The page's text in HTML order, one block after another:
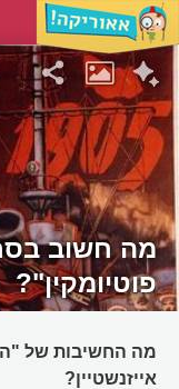
מה חשוב
פוטיומקין"?
מה החשיבות של
אייזנשטיין?